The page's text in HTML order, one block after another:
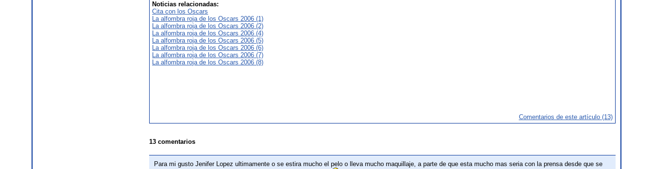
Noticias relacionadas:
Cita con los Oscars
La alfombra roja de los Oscars 2006 (1)
La alfombra roja de los Oscars 2006 (2)
La alfombra roja de los Oscars 2006 (4)
La alfombra roja de los Oscars 2006 (5)
La alfombra roja de los Oscars 2006 (6)
La alfombra roja de los Oscars 2006 (7)
La alfombra roja de los Oscars 2006 (8)
Comentarios de este artículo (13)
13 comentarios
Para mi gusto Jenifer Lopez ultimamente o se estira mucho el pelo o lleva mucho maquillaje, a parte de que esta mucho mas seria con la prensa desde que se